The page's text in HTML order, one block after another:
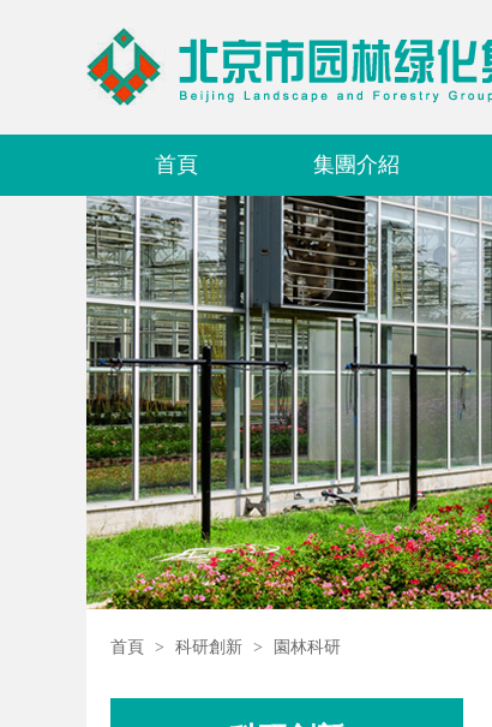
首頁 集團介紹
首頁 > 科研創新 > 園林科研